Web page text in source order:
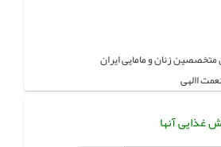
زنان و مامایی ایران
االهی
غذایی آنها